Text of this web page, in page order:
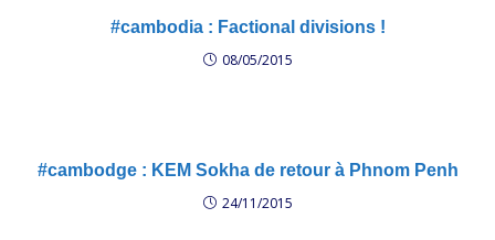
#cambodia : Factional divisions !
08/05/2015
#cambodge : KEM Sokha de retour à Phnom Penh
24/11/2015